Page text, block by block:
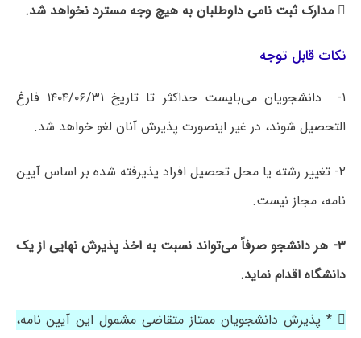
 مدارک ثبت نامی داوطلبان به هیچ وجه مسترد نخواهد شد.
نکات قابل توجه
۱- دانشجویان می‌بایست حداکثر تا تاریخ ۱۴۰۴/۰۶/۳۱ فارغ
التحصیل شوند، در غیر اینصورت پذیرش آنان لغو خواهد شد.
۲- تغییر رشته یا محل تحصیل افراد پذیرفته شده بر اساس آیین
نامه، مجاز نیست.
۳- هر دانشجو صرفاً می‌تواند نسبت به اخذ پذیرش نهایی از یک
دانشگاه اقدام نماید.
 * پذیرش دانشجویان ممتاز متقاضی مشمول این آیین نامه،